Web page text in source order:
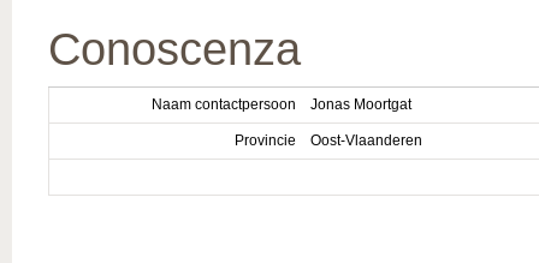
Conoscenza
Naam contactpersoon Jonas Moortgat
Provincie Oost-Vlaanderen